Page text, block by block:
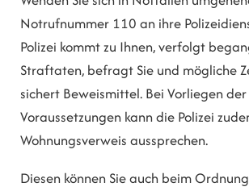
Notrufnummer 110 an ihre
Polizei kommt zu Ihnen, verfolgt
Straftaten, befragt Sie und mögliche
sichert Beweismittel. Bei Vorliegen
Voraussetzungen kann die Polizei
Wohnungsverweis aussprechen.
Diesen können Sie auch beim